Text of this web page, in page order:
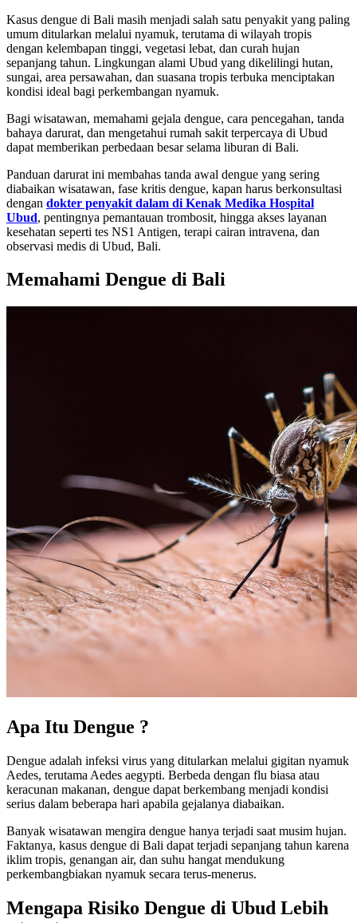
Kasus dengue di Bali masih menjadi salah satu penyakit yang paling
umum ditularkan melalui nyamuk, terutama di wilayah tropis
dengan kelembapan tinggi, vegetasi lebat, dan curah hujan
sepanjang tahun. Lingkungan alami Ubud yang dikelilingi hutan,
sungai, area persawahan, dan suasana tropis terbuka menciptakan
kondisi ideal bagi perkembangan nyamuk.
Bagi wisatawan, memahami gejala dengue, cara pencegahan, tanda
bahaya darurat, dan mengetahui rumah sakit terpercaya di Ubud
dapat memberikan perbedaan besar selama liburan di Bali.
Panduan darurat ini membahas tanda awal dengue yang sering
diabaikan wisatawan, fase kritis dengue, kapan harus berkonsultasi
dengan dokter penyakit dalam di Kenak Medika Hospital
Ubud, pentingnya pemantauan trombosit, hingga akses layanan
kesehatan seperti tes NS1 Antigen, terapi cairan intravena, dan
observasi medis di Ubud, Bali.
Memahami Dengue di Bali
Apa Itu Dengue ?
Dengue adalah infeksi virus yang ditularkan melalui gigitan nyamuk
Aedes, terutama Aedes aegypti. Berbeda dengan flu biasa atau
keracunan makanan, dengue dapat berkembang menjadi kondisi
serius dalam beberapa hari apabila gejalanya diabaikan.
Banyak wisatawan mengira dengue hanya terjadi saat musim hujan.
Faktanya, kasus dengue di Bali dapat terjadi sepanjang tahun karena
iklim tropis, genangan air, dan suhu hangat mendukung
perkembangbiakan nyamuk secara terus-menerus.
Mengapa Risiko Dengue di Ubud Lebih